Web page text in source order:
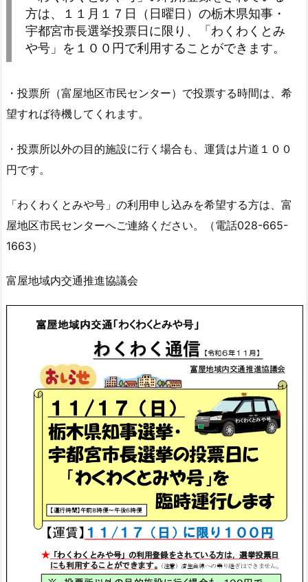
方は、１１月１７日（日曜日）の栃木県知事・
宇都宮市長選挙投票日に限り、「わくわくとみ
や号」を１００円で利用することができます。
・投票所（富屋地区市民センター）で投票する時間は、希
望すれば待機してくれます。
・投票所以外の目的施設に行く場合も、運賃は片道１００
円です。
「わくわくとみや号」の利用申し込みを希望する方は、富
屋地区市民センターへご連絡ください。（電話028-665-
1663）
富屋地域内交通推進協議会